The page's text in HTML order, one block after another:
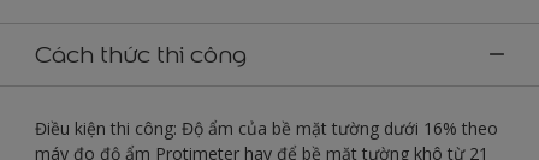
Cách thức thi công
Điều kiện thi công: Độ ẩm của bề mặt tường dưới 16% theo
máy đo độ ẩm Protimeter hay để bề mặt tường khô từ 21